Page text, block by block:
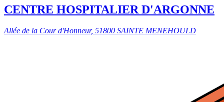
CENTRE HOSPITALIER D'ARGONNE
Allée de la Cour d'Honneur, 51800 SAINTE MENEHOULD